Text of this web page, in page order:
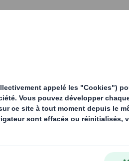
Partenariat avec la